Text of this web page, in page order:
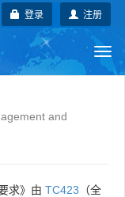
注册
登录
and
求》由 TC423 （全